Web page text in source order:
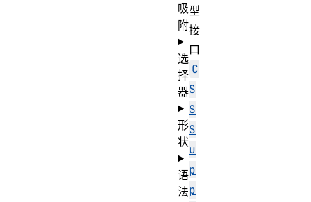
型
接
口
C
S
S
S
u
p
p
吸
附
选
择
器
形
状
语
法